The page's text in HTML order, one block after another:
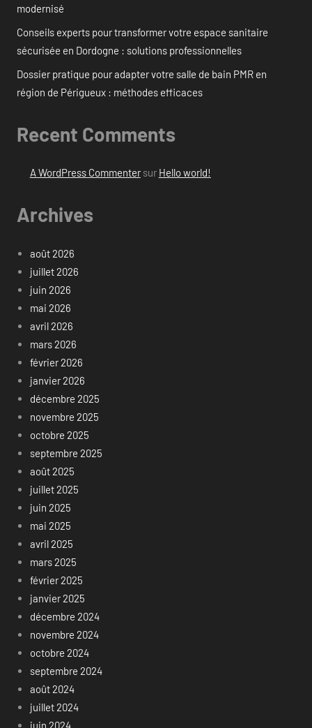
modernisé
Conseils experts pour transformer votre espace sanitaire
sécurisée en Dordogne : solutions professionnelles
Dossier pratique pour adapter votre salle de bain PMR en
région de Périgueux : méthodes efficaces
Recent Comments
A WordPress Commentersur Hello world!
Archives
août 2026
juillet 2026
juin 2026
mai 2026
avril 2026
mars 2026
février 2026
janvier 2026
décembre 2025
novembre 2025
octobre 2025
septembre 2025
août 2025
juillet 2025
juin 2025
mai 2025
avril 2025
mars 2025
février 2025
janvier 2025
décembre 2024
novembre 2024
octobre 2024
septembre 2024
août 2024
juillet 2024
juin 2024